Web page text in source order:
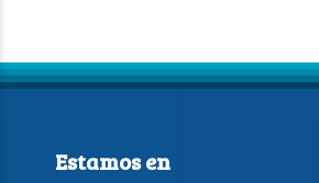
Estamos en